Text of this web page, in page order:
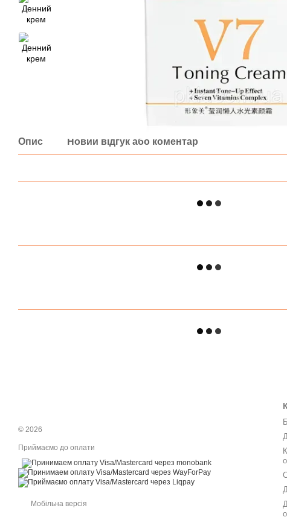
Опис Новий відгук або коментар
© 2026
Приймаємо до оплати
Мобільна версія